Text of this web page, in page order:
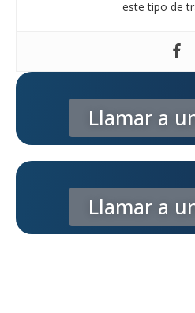
este tipo de
Llamar a
Llamar a